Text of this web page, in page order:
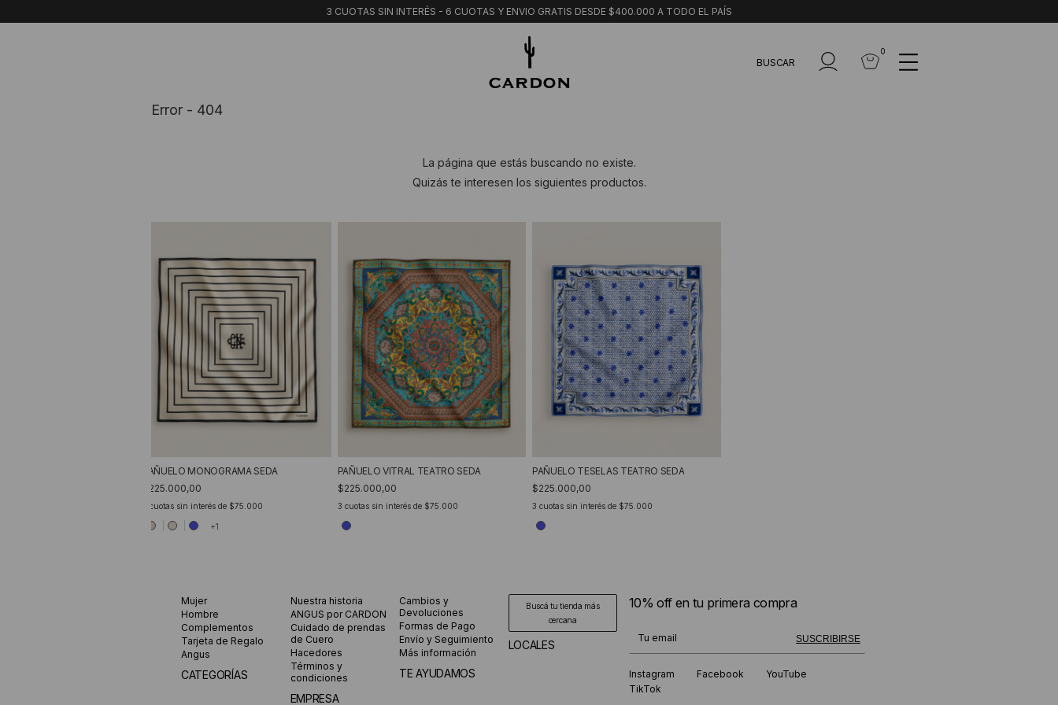
3 CUOTAS SIN INTERÉS - 6 CUOTAS Y ENVIO GRATIS DESDE $400.000 A TODO EL PAÍS
BUSCAR
0
Error - 404
La página que estás buscando no existe.
Quizás te interesen los siguientes productos.
PAÑUELO MONOGRAMA SEDA
$225.000,00
cuotas sin interés de $75.000
+1
PAÑUELO VITRAL TEATRO SEDA
$225.000,00
3 cuotas sin interés de $75.000
PAÑUELO TESELAS TEATRO SEDA
$225.000,00
3 cuotas sin interés de $75.000
Mujer
Hombre
Complementos
Tarjeta de Regalo
Angus
CATEGORÍAS
Nuestra historia
ANGUS por CARDON
Cuidado de prendas
de Cuero
Hacedores
Términos y
condiciones
EMPRESA
Cambios y
Devoluciones
Formas de Pago
Envío y Seguimiento
Más información
TE AYUDAMOS
Buscá tu tienda más
cercana
LOCALES
10% off en tu primera compra
SUSCRIBIRSE
¡Te suscribiste exitosamente!
Instagram Facebook
YouTube
TikTok